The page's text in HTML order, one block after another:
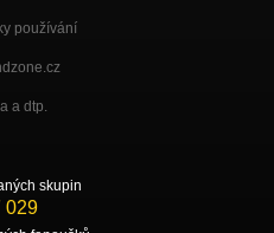
používání
a dtp.
skupin
029